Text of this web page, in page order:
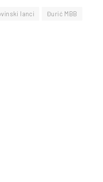
lanci Đurić MBB